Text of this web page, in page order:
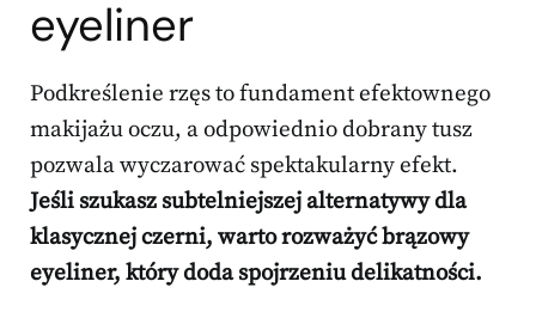
eyeliner
Podkreślenie rzęs to fundament efektownego
makijażu oczu, a odpowiednio dobrany tusz
pozwala wyczarować spektakularny efekt.
Jeśli szukasz subtelniejszej alternatywy dla
klasycznej czerni, warto rozważyć brązowy
eyeliner, który doda spojrzeniu delikatności.